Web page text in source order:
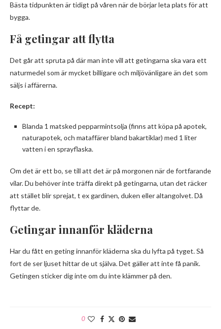
Bästa tidpunkten är tidigt på våren när de börjar leta plats för att
bygga.
Få getingar att flytta
Det går att spruta på där man inte vill att getingarna ska vara ett
naturmedel som är mycket billigare och miljövänligare än det som
säljs i affärerna.
Recept:
Blanda 1 matsked pepparmintsolja (finns att köpa på apotek,
naturapotek, och mataffärer bland bakartiklar) med 1 liter
vatten i en sprayflaska.
Om det är ett bo, se till att det är på morgonen när de fortfarande
vilar. Du behöver inte träffa direkt på getingarna, utan det räcker
att stället blir sprejat, t ex gardinen, duken eller altangolvet. Då
flyttar de.
Getingar innanför kläderna
Har du fått en geting innanför kläderna ska du lyfta på tyget. Så
fort de ser ljuset hittar de ut själva. Det gäller att inte få panik.
Getingen sticker dig inte om du inte klämmer på den.
0